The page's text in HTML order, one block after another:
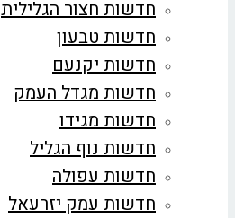
חדשות חצור הגלילית
חדשות טבעון
חדשות יקנעם
חדשות מגדל העמק
חדשות מגידו
חדשות נוף הגליל
חדשות עפולה
חדשות עמק יזרעאל